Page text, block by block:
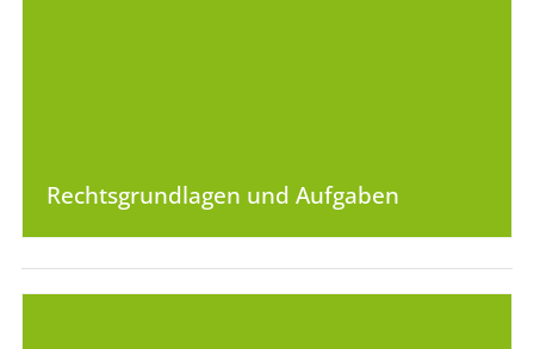
Rechtsgrundlagen und Aufgaben